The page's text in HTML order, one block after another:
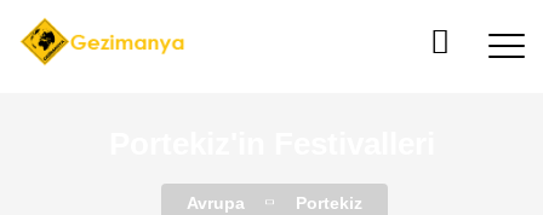
Avrupa Portekiz